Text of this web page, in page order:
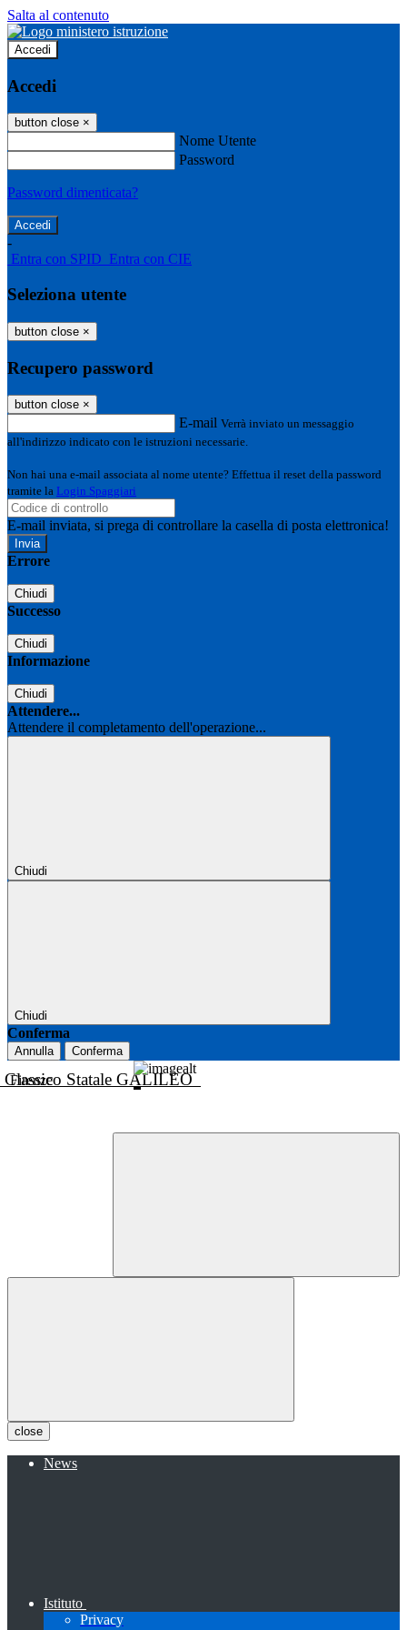
Salta al contenuto
Accedi
Accedi
button close ×
Nome Utente
Password
Password dimenticata?
-
Entra con SPID Entra con CIE
Seleziona utente
button close ×
Recupero password
button close ×
E-mail Verrà inviato un messaggio
all'indirizzo indicato con le istruzioni necessarie.
Non hai una e-mail associata al nome utente? Effettua il reset della password
tramite la Login Spaggiari
E-mail inviata, si prega di controllare la casella di posta elettronica!
Errore
Chiudi
Successo
Chiudi
Informazione
Chiudi
Attendere...
Attendere il completamento dell'operazione...
Chiudi
Chiudi
Conferma
Annulla Conferma
Classico Statale GALILEO
Firenze
close
News
Istituto
Privacy